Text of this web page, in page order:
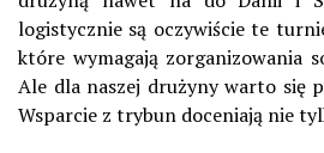
logistycznie są oczywiście te
które wymagają zorganizowania
Ale dla naszej drużyny warto się
Wsparcie z trybun doceniają nie